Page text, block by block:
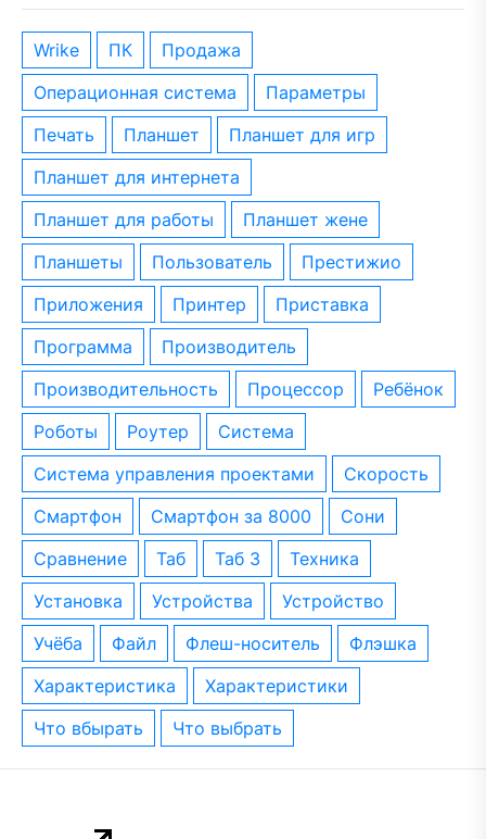
wrike ПК
Продажа
операционная система
параметры
печать
планшет
планшет для игр
планшет для интернета
планшет для работы
планшет жене
планшеты
пользователь
престижио
приложения
принтер
приставка
программа
производитель
производительность
процессор
ребёнок
роботы
роутер
система
система управления проектами
скорость
смартфон
смартфон за 8000
сони
сравнение
таб таб 3
техника
установка
устройства
устройство
учёба
файл флеш-носитель
флэшка
характеристика
характеристики
что вбырать
что выбрать